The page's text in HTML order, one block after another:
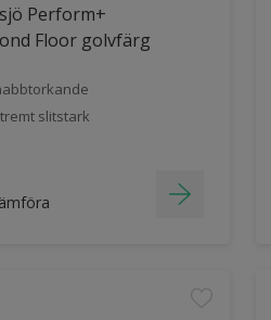
Perform+
Floor golvfärg
slitstark